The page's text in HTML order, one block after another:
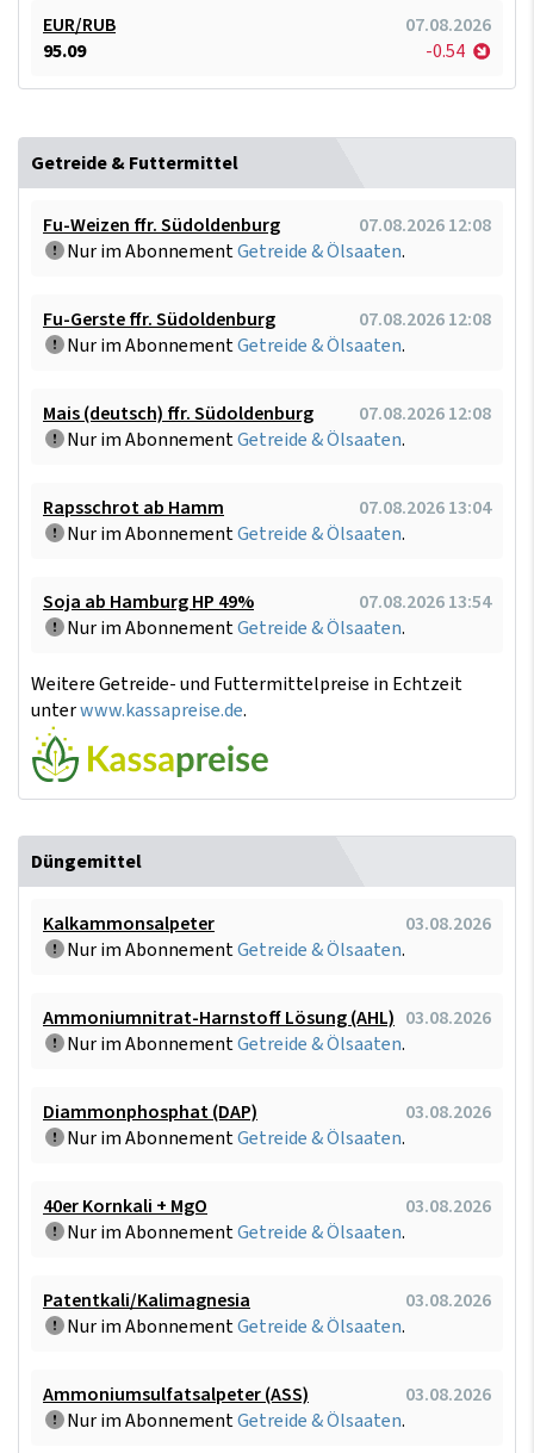
EUR/RUB
07.08.2026
95.09
-0.54
Getreide & Futtermittel
Fu-Weizen ffr. Südoldenburg
07.08.2026 12:08
Nur im AbonnementGetreide & Ölsaaten.
Fu-Gerste ffr. Südoldenburg
07.08.2026 12:08
Nur im AbonnementGetreide & Ölsaaten.
Mais (deutsch) ffr. Südoldenburg
07.08.2026 12:08
Nur im AbonnementGetreide & Ölsaaten.
Rapsschrot ab Hamm
07.08.2026 13:04
Nur im AbonnementGetreide & Ölsaaten.
Soja ab Hamburg HP 49%
07.08.2026 13:54
Nur im AbonnementGetreide & Ölsaaten.
Weitere Getreide- und Futtermittelpreise in Echtzeit
unterwww.kassapreise.de.
Düngemittel
Kalkammonsalpeter
03.08.2026
Nur im AbonnementGetreide & Ölsaaten.
Ammoniumnitrat-Harnstoff Lösung (AHL) 03.08.2026
Nur im AbonnementGetreide & Ölsaaten.
Diammonphosphat (DAP)
03.08.2026
Nur im AbonnementGetreide & Ölsaaten.
40er Kornkali + MgO
03.08.2026
Nur im AbonnementGetreide & Ölsaaten.
Patentkali/Kalimagnesia
03.08.2026
Nur im AbonnementGetreide & Ölsaaten.
Ammoniumsulfatsalpeter (ASS)
03.08.2026
Nur im AbonnementGetreide & Ölsaaten.